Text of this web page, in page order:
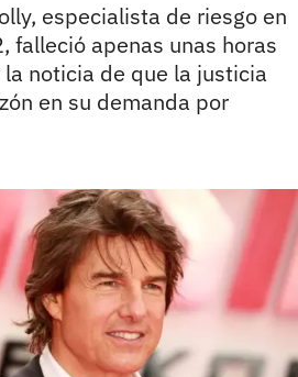
especialista de riesgo en
falleció apenas unas horas
noticia de que la justicia
en su demanda por